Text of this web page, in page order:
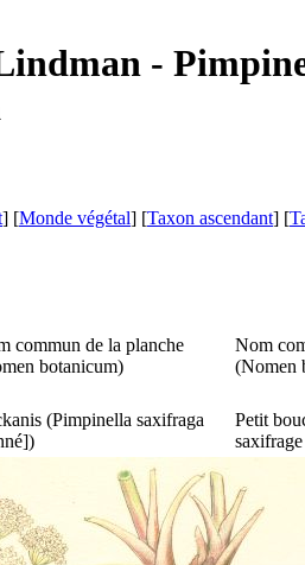
-
] [Monde végétal] [Taxon ascendant] [
commun de la planche
botanicum)
Nom
(Nomen
(Pimpinella saxifraga
Petit
saxifrage